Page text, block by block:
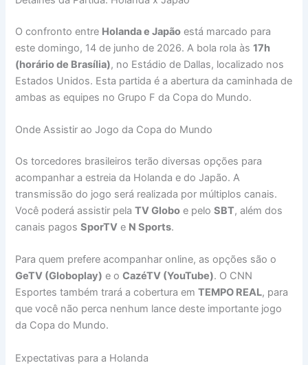
O confronto entre Holanda e Japão está marcado para
este domingo, 14 de junho de 2026. A bola rola às17h
(horário de Brasília), no Estádio de Dallas, localizado nos
Estados Unidos. Esta partida é a abertura da caminhada de
ambas as equipes no Grupo F da Copa do Mundo.
Onde Assistir ao Jogo da Copa do Mundo
Os torcedores brasileiros terão diversas opções para
acompanhar a estreia da Holanda e do Japão. A
transmissão do jogo será realizada por múltiplos canais.
Você poderá assistir pelaTV Globo e peloSBT, além dos
canais pagosSporTV e N Sports.
Para quem prefere acompanhar online, as opções são o
GeTV (Globoplay) e oCazéTV (YouTube). O CNN
Esportes também trará a cobertura emTEMPO REAL, para
que você não perca nenhum lance deste importante jogo
da Copa do Mundo.
Expectativas para a Holanda